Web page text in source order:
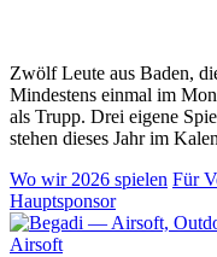
Zwölf Leute aus Baden,
Mindestens einmal im
als Trupp. Drei eigene
stehen dieses Jahr im
Wo wir 2026 spielen Für
Hauptsponsor